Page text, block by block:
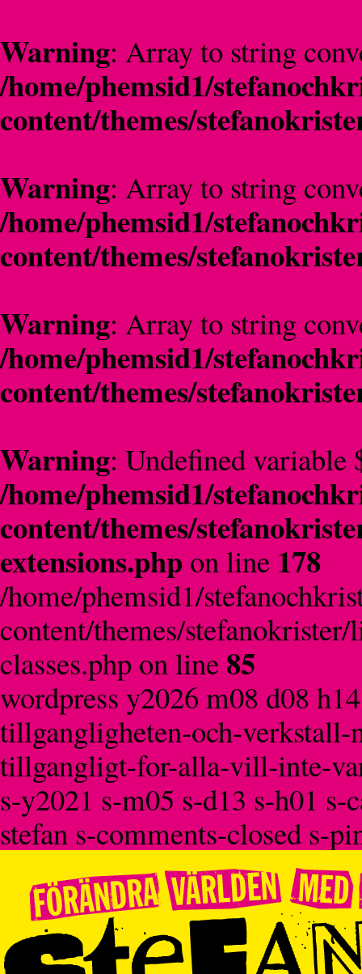
Warning: Array to string
/home/phemsid1/
content/themes/
Warning: Array to string
/home/phemsid1/
content/themes/
Warning: Array to string
/home/phemsid1/
content/themes/
Warning: Undefined variable
/home/phemsid1/
content/themes/
extensions.php on line 178
/home/phemsid1/
content/themes/
classes.php on line 85
wordpress y2026 m08 d08
tillgangligheten-och-verkstall-
tillgangligt-for-alla-vill-inte-
s-y2021 s-m05 s-d13 s-h01
stefan s-comments-closed s-